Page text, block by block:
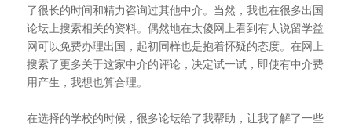
了很长的时间和精力咨询过其他中介。当然，我也在很多出国
论坛上搜索相关的资料。偶然地在太傻网上看到有人说留学益
网可以免费办理出国，起初同样也是抱着怀疑的态度。在网上
搜索了更多关于这家中介的评论，决定试一试，即使有中介费
用产生，我想也算合理。
在选择的学校的时候，很多论坛给了我帮助，让我了解了一些